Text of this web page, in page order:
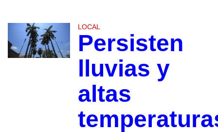
LOCAL
Persisten
lluvias y
altas